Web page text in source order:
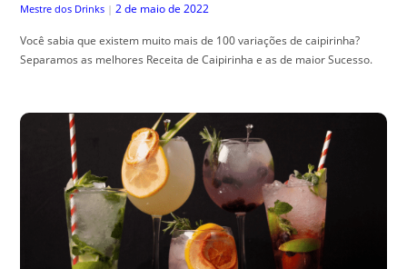
Mestre dos Drinks | 2 de maio de 2022
Você sabia que existem muito mais de 100 variações de caipirinha?
Separamos as melhores Receita de Caipirinha e as de maior Sucesso.